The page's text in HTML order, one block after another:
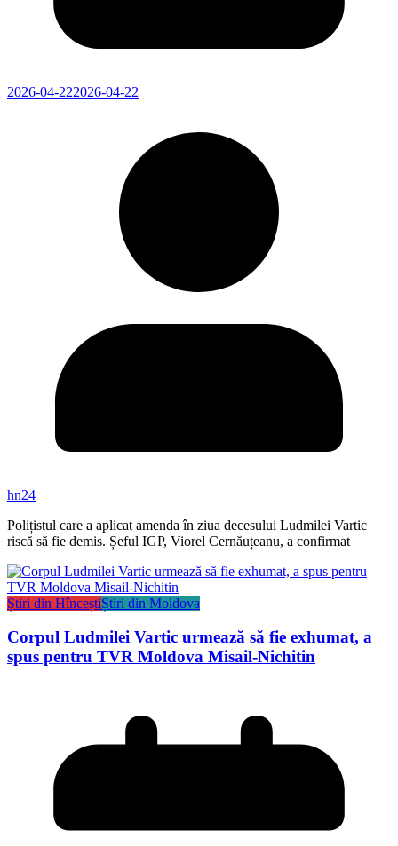
2026-04-222026-04-22
hn24
Polițistul care a aplicat amenda în ziua decesului Ludmilei Vartic
riscă să fie demis. Șeful IGP, Viorel Cernăuțeanu, a confirmat
Știri din HînceștiȘtiri din Moldova
Corpul Ludmilei Vartic urmează să fie exhumat, a
spus pentru TVR Moldova Misail-Nichitin